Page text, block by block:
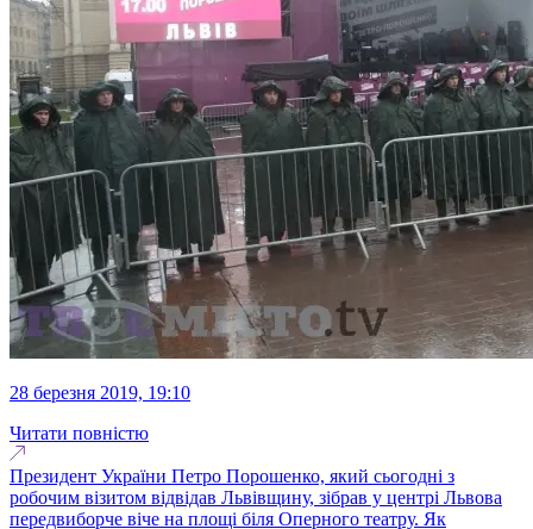
28 березня 2019, 19:10
Читати повністю
Президент України Петро Порошенко, який сьогодні з
робочим візитом відвідав Львівщину, зібрав у центрі Львова
передвиборче віче на площі біля Оперного театру. Як